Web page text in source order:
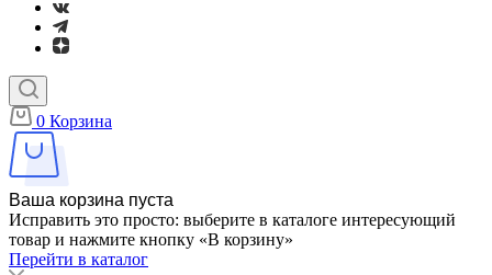
0 Корзина
Ваша корзина пуста
Исправить это просто: выберите в каталоге интересующий
товар и нажмите кнопку «В корзину»
Перейти в каталог